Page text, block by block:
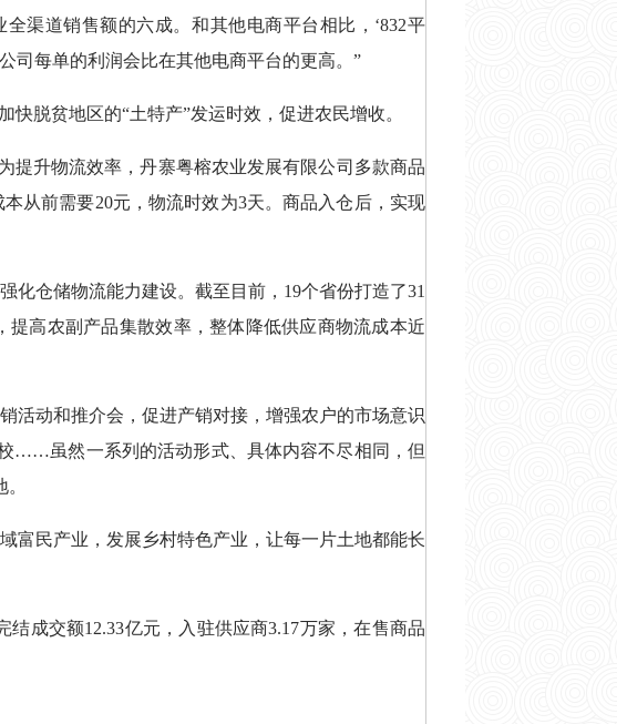
渠道销售额的六成。和其他电商平台相比，‘832平
司每单的利润会比在其他电商平台的更高。”
脱贫地区的“土特产”发运时效，促进农民增收。
提升物流效率，丹寨粤榕农业发展有限公司多款商品
从前需要20元，物流时效为3天。商品入仓后，实现
化仓储物流能力建设。截至目前，19个省份打造了31
提高农副产品集散效率，整体降低供应商物流成本近
活动和推介会，促进产销对接，增强农户的市场意识
……虽然一系列的活动形式、具体内容不尽相同，但
富民产业，发展乡村特色产业，让每一片土地都能长
结成交额12.33亿元，入驻供应商3.17万家，在售商品